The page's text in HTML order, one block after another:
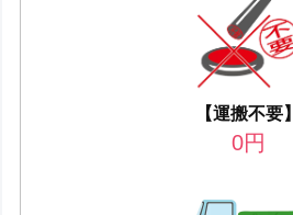
【運搬不要】
0円